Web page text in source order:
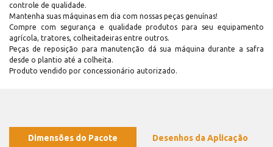
controle de qualidade.
Mantenha suas máquinas em dia com nossas peças genuínas!
Compre com segurança e qualidade produtos para seu equipamento
agrícola, tratores, colheitadeiras entre outros.
Peças de reposição para manutenção dá sua máquina durante a safra
desde o plantio até a colheita.
Produto vendido por concessionário autorizado.
Dimensões do Pacote Desenhos da Aplicação